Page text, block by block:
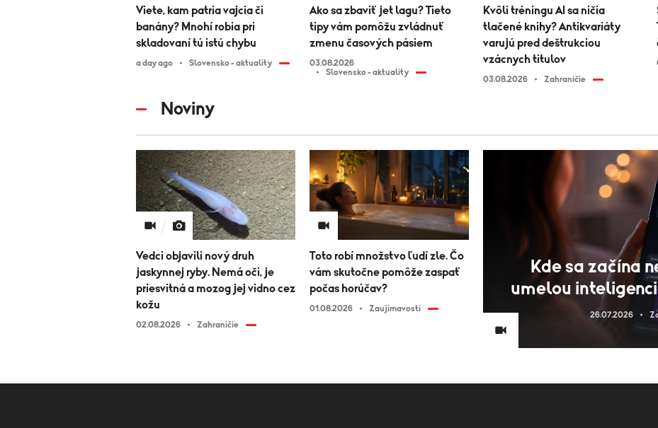
Viete, kam patria vajcia či
banány? Mnohí robia pri
skladovaní tú istú chybu
a day ago Slovensko - aktuality
Ako sa zbaviť jet lagu? Tieto
tipy vám pomôžu zvládnuť
zmenu časových pásiem
03.08.2026
Slovensko - aktuality
Kvôli tréningu AI sa ničia
tlačené knihy? Antikvariáty
varujú pred deštrukciou
vzácnych titulov
03.08.2026 Zahraničie
Noviny
Vedci objavili nový druh
jaskynnej ryby. Nemá oči, je
priesvitná a mozog jej vidno cez
kožu
02.08.2026 Zahraničie
Toto robí množstvo ľudí zle. Čo
vám skutočne pomôže zaspať
počas horúčav?
01.08.2026 Zaujímavosti
Kde sa začína
umelou
26.07.2026